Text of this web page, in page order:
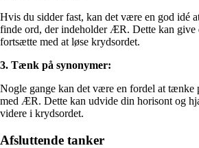
Hvis du sidder fast, kan det være en god idé
finde ord, der indeholder ÆR. Dette kan give
fortsætte med at løse krydsordet.
3. Tænk på synonymer:
Nogle gange kan det være en fordel at tænke
med ÆR. Dette kan udvide din horisont og
videre i krydsordet.
Afsluttende tanker